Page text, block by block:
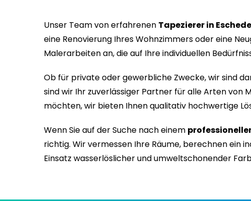
Unser Team von erfahrenen Tapezierer in Eschede
eine Renovierung Ihres Wohnzimmers oder eine
Malerarbeiten an, die auf Ihre individuellen
Ob für private oder gewerbliche Zwecke, wir sind
sind wir Ihr zuverlässiger Partner für alle Arten von
möchten, wir bieten Ihnen qualitativ hochwertige
Wenn Sie auf der Suche nach einem
richtig. Wir vermessen Ihre Räume, berechnen ein
Einsatz wasserlöslicher und umweltschonender